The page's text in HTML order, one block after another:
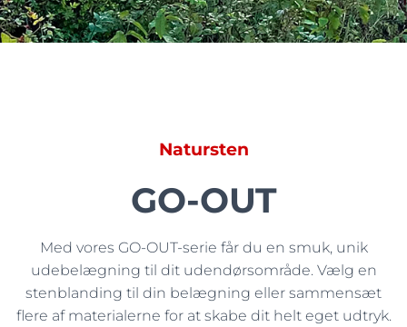
Natursten
GO-OUT
Med vores GO-OUT-serie får du en smuk, unik
udebelægning til dit udendørsområde. Vælg en
stenblanding til din belægning eller sammensæt
flere af materialerne for at skabe dit helt eget udtryk.